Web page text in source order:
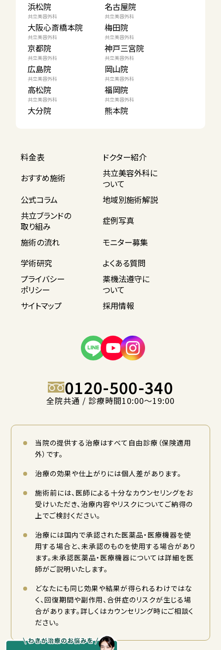
浜松院 名古屋院
共立美容外科
大阪心斎橋本院
共立美容外科
梅田院
共立美容外科
京都院
共立美容外科
神戸三宮院
共立美容外科
広島院
共立美容外科
岡山院
共立美容外科
高松院
共立美容外科
福岡院
共立美容外科
大分院
共立美容外科
熊本院
料金表
ドクター紹介
おすすめ施術
共立美容外科に
ついて
公式コラム
地域別施術解説
共立ブランドの
取り組み
症例写真
施術の流れ
モニター募集
学術研究
よくある質問
プライバシー
ポリシー
薬機法遵守に
ついて
サイトマップ
採用情報
0120-500-340
全院共通 / 診療時間10:00〜19:00
当院の提供する治療はすべて自由診療（保険適用
外）です。
治療の効果や仕上がりには個人差があります。
施術前には、医師による十分なカウンセリングをお
受けいただき、治療内容やリスクについてご納得の
上でご検討ください。
治療には国内で承認された医薬品・医療機器を使
用する場合と、未承認のものを使用する場合があり
ます。未承認医薬品・医療機器については詳細を医
師がご説明いたします。
どなたにも同じ効果や結果が得られるわけではな
く、回復期間や副作用、合併症のリスクが生じる場
合があります。詳しくはカウンセリング時にご相談く
ださい。